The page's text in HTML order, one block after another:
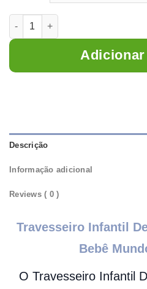
Travesseiro Infantil Decorativo
Descrição
Informação adicional
Reviews ( 0 )
Travesseiro Infantil
Bebê
O Travesseiro Infantil